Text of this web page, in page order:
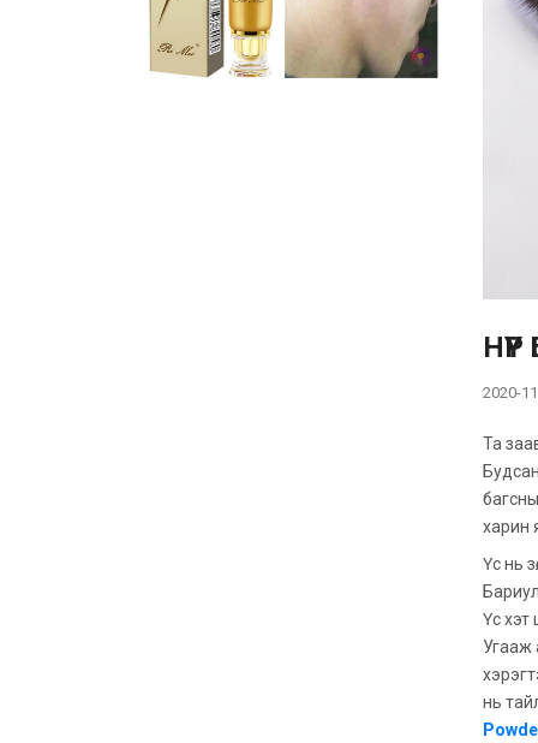
2020-
Та
харин
Үс нь
Үс хэт
Угааж
нь